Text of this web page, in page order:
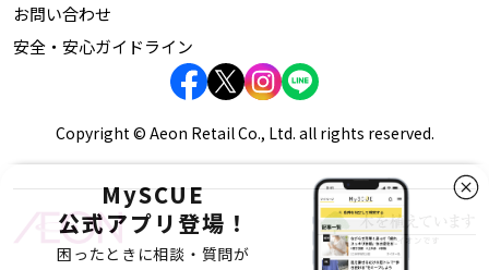
MySCUE
公式アプリ登場！
困ったときに相談・質問が
お問い合わせ
安全・安心ガイドライン
Copyright © Aeon Retail Co., Ltd. all rights reserved.